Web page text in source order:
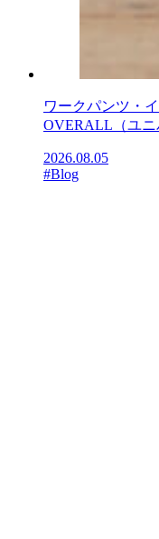
ワークパンツ・
OVERALL（ユニ
2026.08.05
#Blog